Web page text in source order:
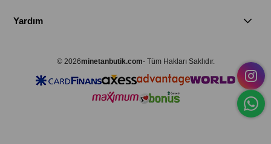
Yardım
© 2026minetanbutik.com- Tüm Hakları Saklıdır.